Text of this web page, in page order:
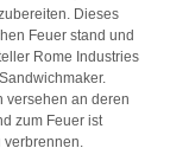
Dieses
Feuer stand und
Rome Industries
versehen an deren
zum Feuer ist
verbrennen.